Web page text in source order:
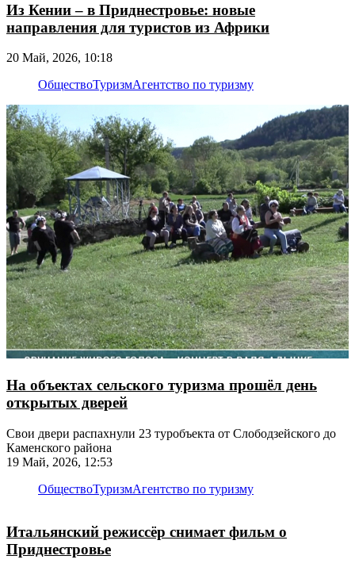
Из Кении – в Приднестровье: новые
направления для туристов из Африки
20 Май, 2026, 10:18
ОбществоТуризмАгентство по туризму
На объектах сельского туризма прошёл день
открытых дверей
Свои двери распахнули 23 туробъекта от Слободзейского до
Каменского района
19 Май, 2026, 12:53
ОбществоТуризмАгентство по туризму
Итальянский режиссёр снимает фильм о
Приднестровье